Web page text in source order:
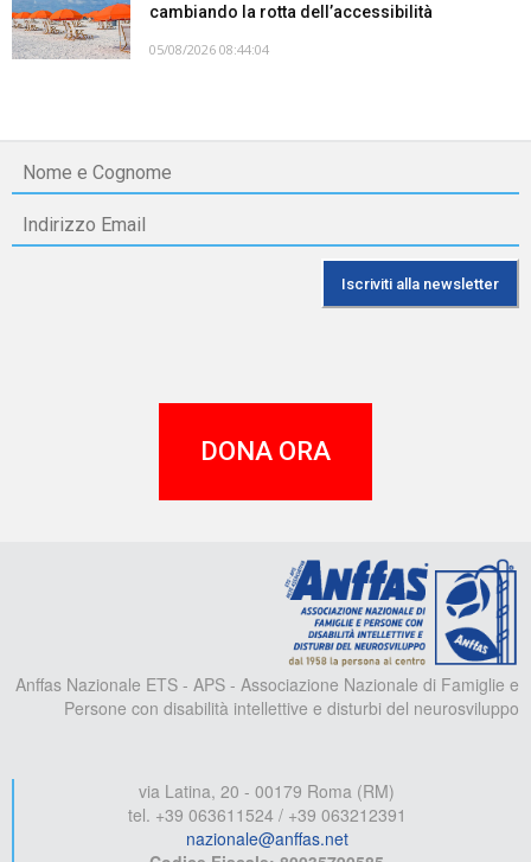
cambiando la rotta dell’accessibilità
05/08/2026 08:44:04
DONA ORA
Anffas Nazionale ETS - APS - Associazione Nazionale di Famiglie e
Persone con disabilità intellettive e disturbi del neurosviluppo
via Latina, 20 - 00179 Roma (RM)
tel. +39 063611524 / +39 063212391
nazionale@anffas.net